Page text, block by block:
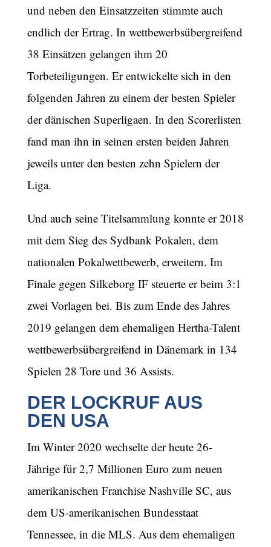
und neben den Einsatzzeiten stimmte auch
endlich der Ertrag. In wettbewerbsübergreifend
38 Einsätzen gelangen ihm 20
Torbeteiligungen. Er entwickelte sich in den
folgenden Jahren zu einem der besten Spieler
der dänischen Superligaen. In den Scorerlisten
fand man ihn in seinen ersten beiden Jahren
jeweils unter den besten zehn Spielern der
Liga.
Und auch seine Titelsammlung konnte er 2018
mit dem Sieg des Sydbank Pokalen, dem
nationalen Pokalwettbewerb, erweitern. Im
Finale gegen Silkeborg IF steuerte er beim 3:1
zwei Vorlagen bei. Bis zum Ende des Jahres
2019 gelangen dem ehemaligen Hertha-Talent
wettbewerbsübergreifend in Dänemark in 134
Spielen 28 Tore und 36 Assists.
DER LOCKRUF AUS
DEN USA
Im Winter 2020 wechselte der heute 26-
Jährige für 2,7 Millionen Euro zum neuen
amerikanischen Franchise Nashville SC, aus
dem US-amerikanischen Bundesstaat
Tennessee, in die MLS. Aus dem ehemaligen